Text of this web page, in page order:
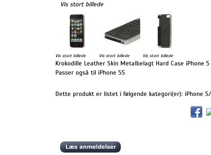
Vis stort billede
Vis stort billede Vis stort billede Vis stort billede
Krokodille Leather Skin Metalbelagt Hard Case iPhone
Passer også til iPhone 5S
Dette produkt er listet i følgende kategori(er): iPhone